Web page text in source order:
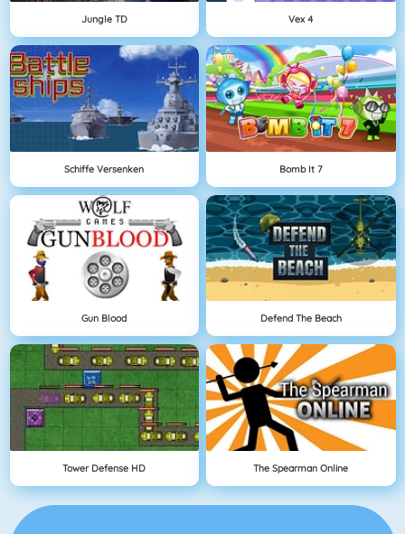
Jungle TD Vex 4
Schiffe Versenken Bomb It 7
Gun Blood Defend The Beach
Tower Defense HD The Spearman Online